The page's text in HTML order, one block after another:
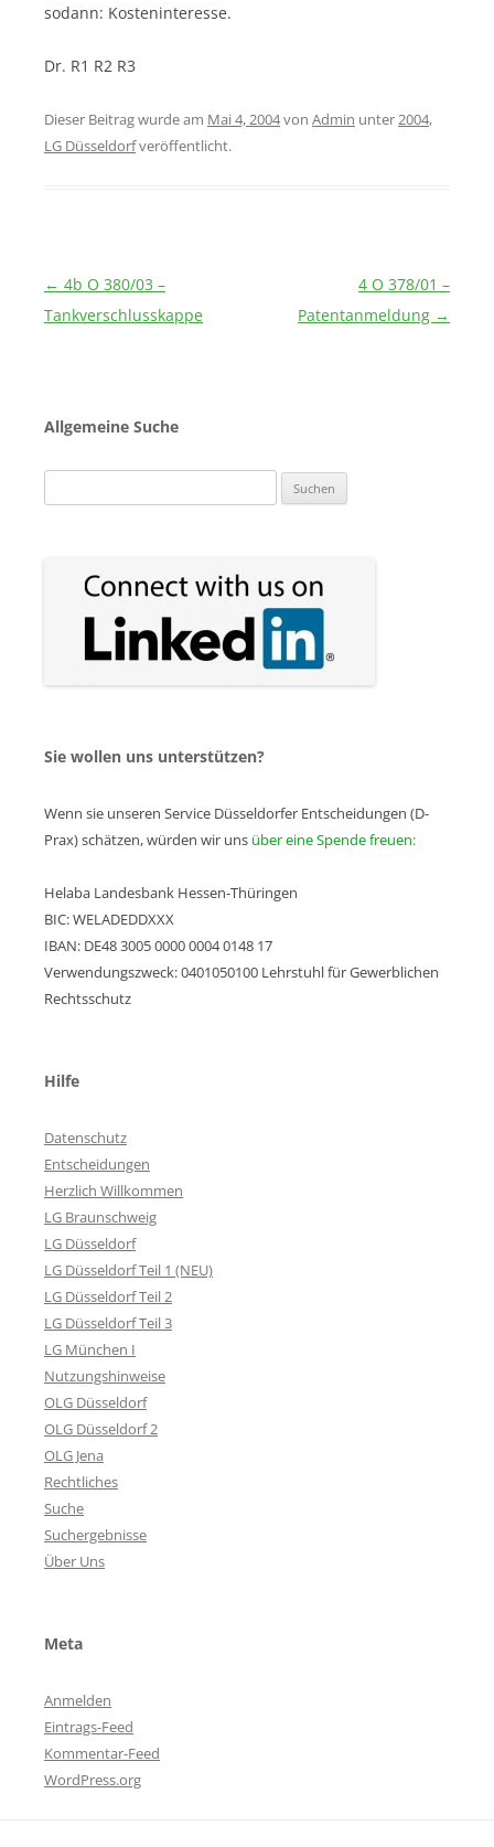
sodann: Kosteninteresse.
Dr. R1 R2 R3
Dieser Beitrag wurde am Mai 4, 2004von Admin unter 2004,
LG Düsseldorfveröffentlicht.
Beitragsnavigation
← 4b O 380/03 –
Tankverschlusskappe
4 O 378/01 –
Patentanmeldung →
Allgemeine Suche
nach:
Sie wollen uns unterstützen?
Wenn sie unseren Service Düsseldorfer Entscheidungen (D-
Prax) schätzen, würden wir uns über eine Spende freuen:
Helaba Landesbank Hessen-Thüringen
BIC: WELADEDDXXX
IBAN: DE48 3005 0000 0004 0148 17
Verwendungszweck: 0401050100 Lehrstuhl für Gewerblichen
Rechtsschutz
Hilfe
Datenschutz
Entscheidungen
Herzlich Willkommen
LG Braunschweig
LG Düsseldorf
LG Düsseldorf Teil 1 (NEU)
LG Düsseldorf Teil 2
LG Düsseldorf Teil 3
LG München I
Nutzungshinweise
OLG Düsseldorf
OLG Düsseldorf 2
OLG Jena
Rechtliches
Suche
Suchergebnisse
Über Uns
Meta
Anmelden
Eintrags-Feed
Kommentar-Feed
WordPress.org